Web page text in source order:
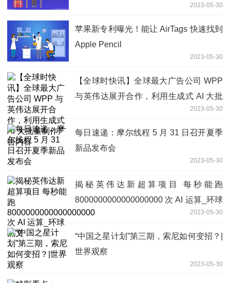
2023-05-30
苹果新专利曝光！能让 AirTags 快速找到
Apple Pencil
2023-05-30
【全球时快讯】全球最大广告公司 WPP
与英伟达展开合作，利用生成式 AI 大批
2023-05-30
每日速递：摩尔线程 5 月 31 日召开夏季
新品发布会
2023-05-30
揭秘英伟达新超算项目 每秒能跑
8000000000000000000 次 AI 运算_环球
热文
2023-05-30
“中国之星计划”第三期，索尼如何变招？|
世界观察
2023-05-30